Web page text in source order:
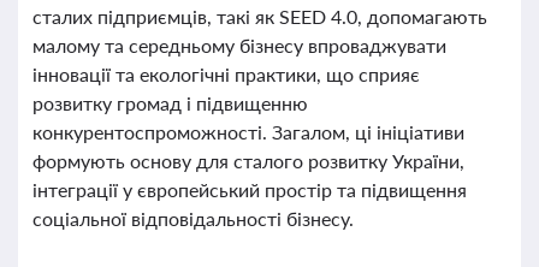
сталих підприємців, такі як SEED 4.0, допомагають
малому та середньому бізнесу впроваджувати
інновації та екологічні практики, що сприяє
розвитку громад і підвищенню
конкурентоспроможності. Загалом, ці ініціативи
формують основу для сталого розвитку України,
інтеграції у європейський простір та підвищення
соціальної відповідальності бізнесу.